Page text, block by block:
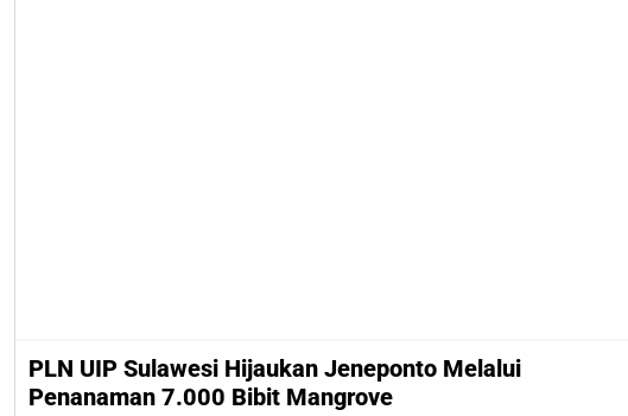
PLN UIP Sulawesi Hijaukan Jeneponto Melalui
Penanaman 7.000 Bibit Mangrove